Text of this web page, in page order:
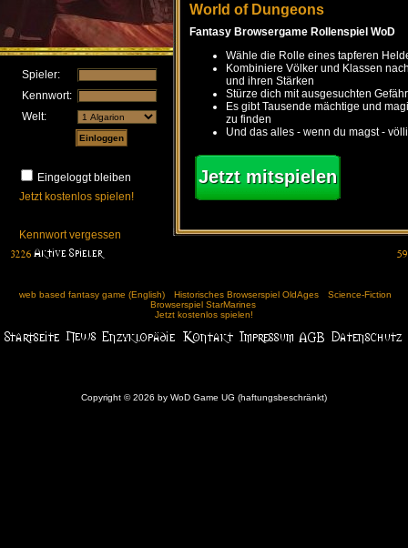
Spieler:
Kennwort:
Welt:
Eingeloggt bleiben
Jetzt kostenlos spielen!
Kennwort vergessen
World of Dungeons
Fantasy Browsergame Rollenspiel WoD
Wähle die Rolle eines tapferen
Kombiniere Völker und Klassen
und ihren Stärken
Stürze dich mit ausgesuchten
Es gibt Tausende mächtige und
zu finden
Und das alles - wenn du magst -
Jetzt mitspielen
web based fantasy game (English) Historisches Browserspiel OldAges
Science-Fiction
Browserspiel StarMarines
Jetzt kostenlos spielen!
Copyright © 2026 by WoD Game UG (haftungsbeschränkt)